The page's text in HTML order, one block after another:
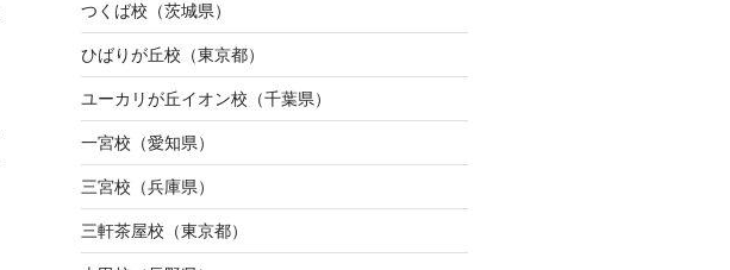
つくば校（茨城県）
ひばりが丘校（東京都）
ユーカリが丘イオン校（千葉県）
一宮校（愛知県）
三宮校（兵庫県）
三軒茶屋校（東京都）